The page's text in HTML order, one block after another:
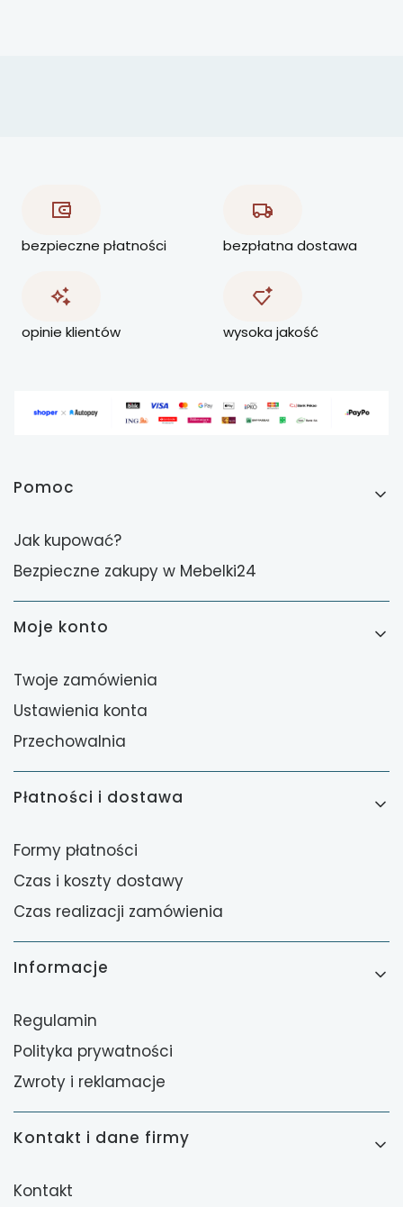
bezpieczne płatności bezpłatna dostawa
opinie klientów wysoka jakość
Linki w stopce
Pomoc
Jak kupować?
Bezpieczne zakupy w Mebelki24
Moje konto
Twoje zamówienia
Ustawienia konta
Przechowalnia
Płatności i dostawa
Formy płatności
Czas i koszty dostawy
Czas realizacji zamówienia
Informacje
Regulamin
Polityka prywatności
Zwroty i reklamacje
Kontakt i dane firmy
Kontakt